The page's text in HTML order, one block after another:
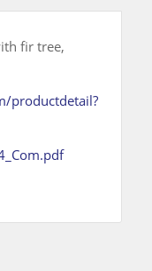
fir tree,
productdetail?